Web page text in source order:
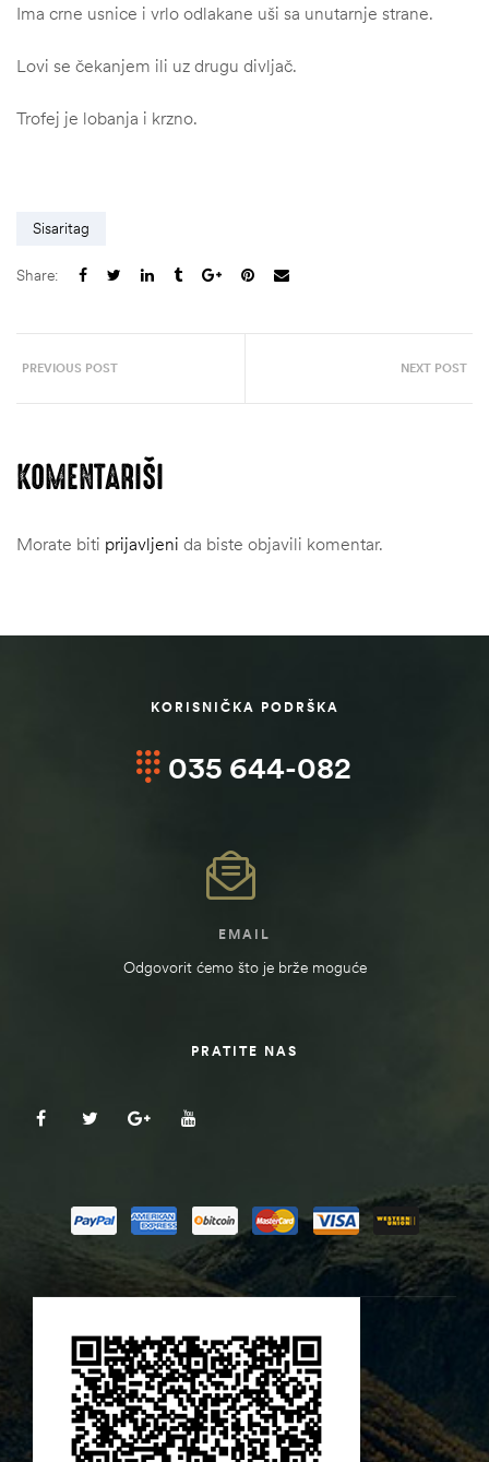
Ima crne usnice i vrlo odlakane uši sa unutarnje strane.
Lovi se čekanjem ili uz drugu divljač.
Trofej je lobanja i krzno.
Sisaritag
Share:
PREVIOUS POST NEXT POST
KOMENTARIŠI
Morate biti prijavljeni da biste objavili komentar.
KORISNIČKA PODRŠKA
035 644-082
EMAIL
Odgovorit ćemo što je brže moguće
PRATITE NAS